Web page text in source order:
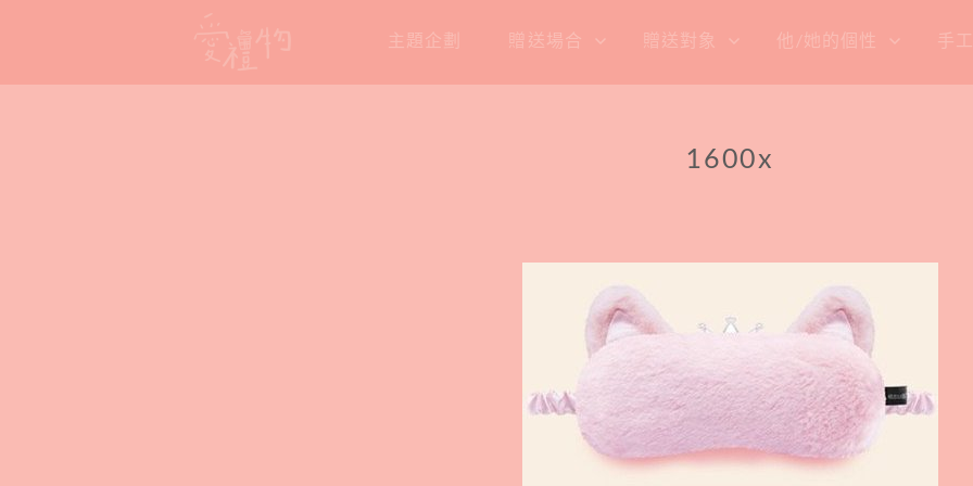
content
主題企劃 贈送場合 贈送對象 他/她的個性 手
1600x